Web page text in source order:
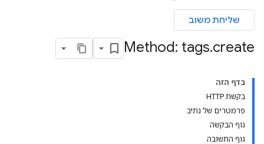
שליחת משוב
Method: tags.create
בדף הזה
בקשת HTTP
פרמטרים של נתיב
גוף הבקשה
גוף התשובה